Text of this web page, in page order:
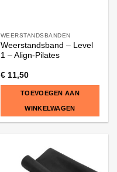
WEERSTANDSBANDEN
Weerstandsband – Level
1 – Align-Pilates
€11,50
TOEVOEGEN AAN
WINKELWAGEN